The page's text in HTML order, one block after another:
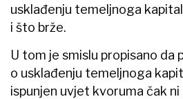
usklađenju temeljnoga
i što brže.
U tom je smislu propisano da
o usklađenju temeljnoga
ispunjen uvjet kvoruma čak ni